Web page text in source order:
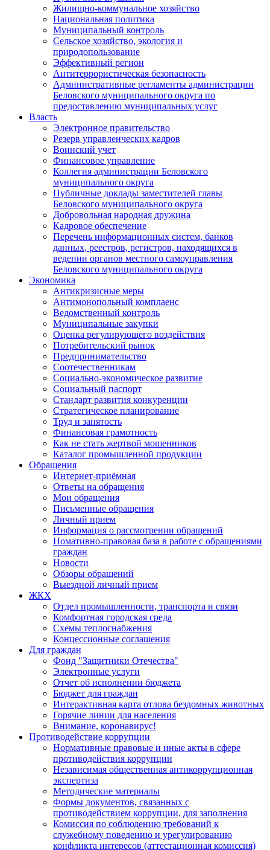
Жилищно-коммунальное хозяйство
Национальная политика
Муниципальный контроль
Сельское хозяйство, экология и
природопользование
Эффективный регион
Антитеррористическая безопасность
Административные регламенты администрации
Беловского муниципального округа по
предоставлению муниципальных услуг
Власть
Электронное правительство
Резерв управленческих кадров
Воинский учет
Финансовое управление
Коллегия администрации Беловского
муниципального округа
Публичные доклады заместителей главы
Беловского муниципального округа
Добровольная народная дружина
Кадровое обеспечение
Перечень информационных систем, банков
данных, реестров, регистров, находящихся в
ведении органов местного самоуправления
Беловского муниципального округа
Экономика
Антикризисные меры
Антимонопольный комплаенс
Ведомственный контроль
Муниципальные закупки
Оценка регулирующего воздействия
Потребительский рынок
Предпринимательство
Соотечественникам
Социально-экономическое развитие
Социальный паспорт
Стандарт развития конкуренции
Стратегическое планирование
Труд и занятость
Финансовая грамотность
Как не стать жертвой мошенников
Каталог промышленной продукции
Обращения
Интернет-приёмная
Ответы на обращения
Мои обращения
Письменные обращения
Личный прием
Информация о рассмотрении обращений
Номативно-правовая база в работе с обращениями
граждан
Новости
Обзоры обращений
Выездной личный прием
ЖКХ
Отдел промышленности, транспорта и связи
Комфортная городская среда
Схемы теплоснабжения
Концессионные соглашения
Для граждан
Фонд "Защитники Отечества"
Электронные услуги
Отчет об исполнении бюджета
Бюджет для граждан
Интерактивная карта отлова бездомных животных
Горячие линии для населения
Внимание, коронавирус!
Противодействие коррупции
Нормативные правовые и иные акты в сфере
противодействия коррупции
Независимая общественная антикоррупционная
экспертиза
Методические материалы
Формы документов, связанных с
противодействием коррупции, для заполнения
Комиссия по соблюдению требований к
служебному поведению и урегулированию
конфликта интересов (аттестационная комиссия)